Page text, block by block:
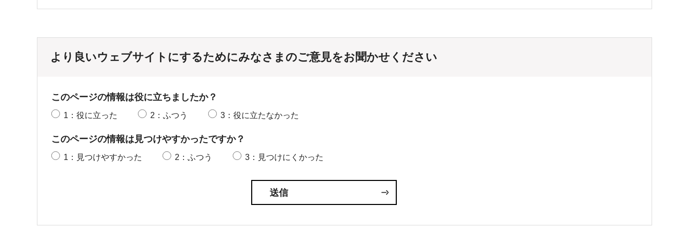
より良いウェブサイトにするためにみなさまのご意見をお聞かせください
このページの情報は役に立ちましたか？
1：役に立った 2：ふつう 3：役に立たなかった
このページの情報は見つけやすかったですか？
1：見つけやすかった 2：ふつう 3：見つけにくかった